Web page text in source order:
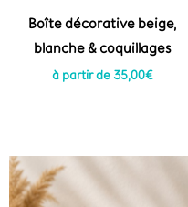
Boîte décorative beige,
blanche & coquillages
à partir de 35,00€